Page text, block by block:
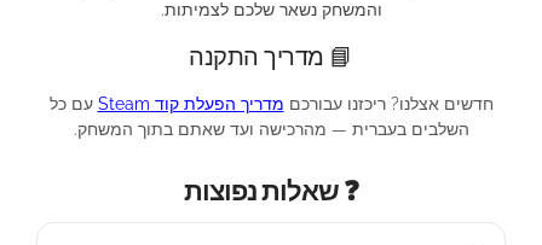
והמשחק נשאר שלכם לצמיתות.
📘 מדריך התקנה
חדשים אצלנו? ריכזנו עבורכם מדריך הפעלת קוד Steam
עם כל
השלבים בעברית — מהרכישה ועד שאתם בתוך המשחק.
❓ שאלות נפוצות